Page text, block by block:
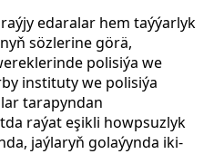
edaralar hem taýýarlyk
sözlerine görä,
polisiýa we
instituty we polisiýa
tarapyndan
raýat eşikli howpsuzlyk
jaýlaryň golaýynda iki-